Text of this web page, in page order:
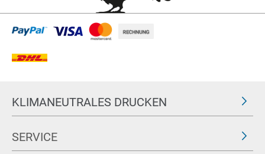
KLIMANEUTRALES DRUCKEN
SERVICE